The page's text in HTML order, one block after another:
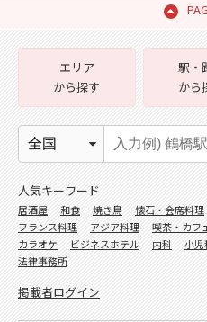
エリア
から探す
駅・
から
人気キーワード
居酒屋 和食 焼き鳥 懐石・会席料理
フランス料理
アジア料理 喫茶・カフ
カラオケ
ビジネスホテル 内科 小児
法律事務所
掲載者ログイン